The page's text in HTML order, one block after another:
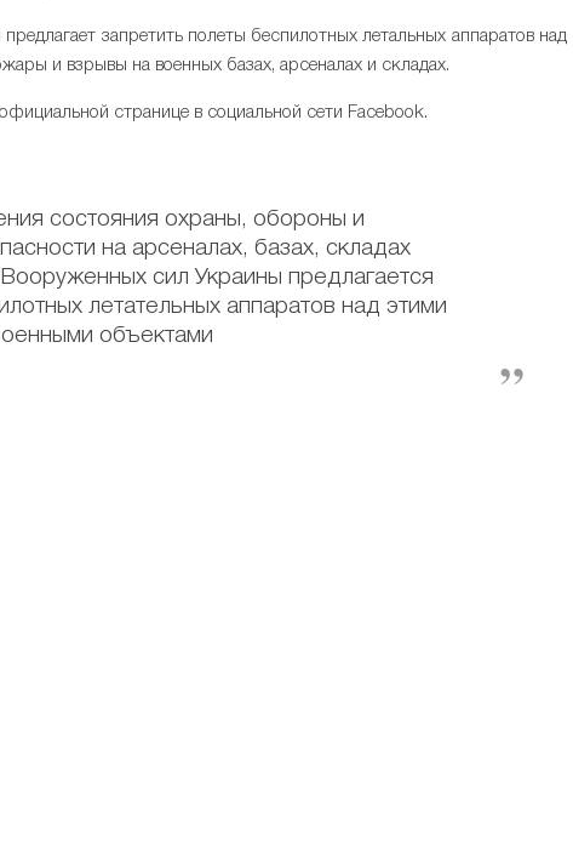
запретить полеты беспилотных летальных аппаратов над
и взрывы на военных базах, арсеналах и складах.
странице в социальной сети Facebook.
состояния охраны, обороны и
на арсеналах, базах, складах
сил Украины предлагается
летательных аппаратов над этими
объектами